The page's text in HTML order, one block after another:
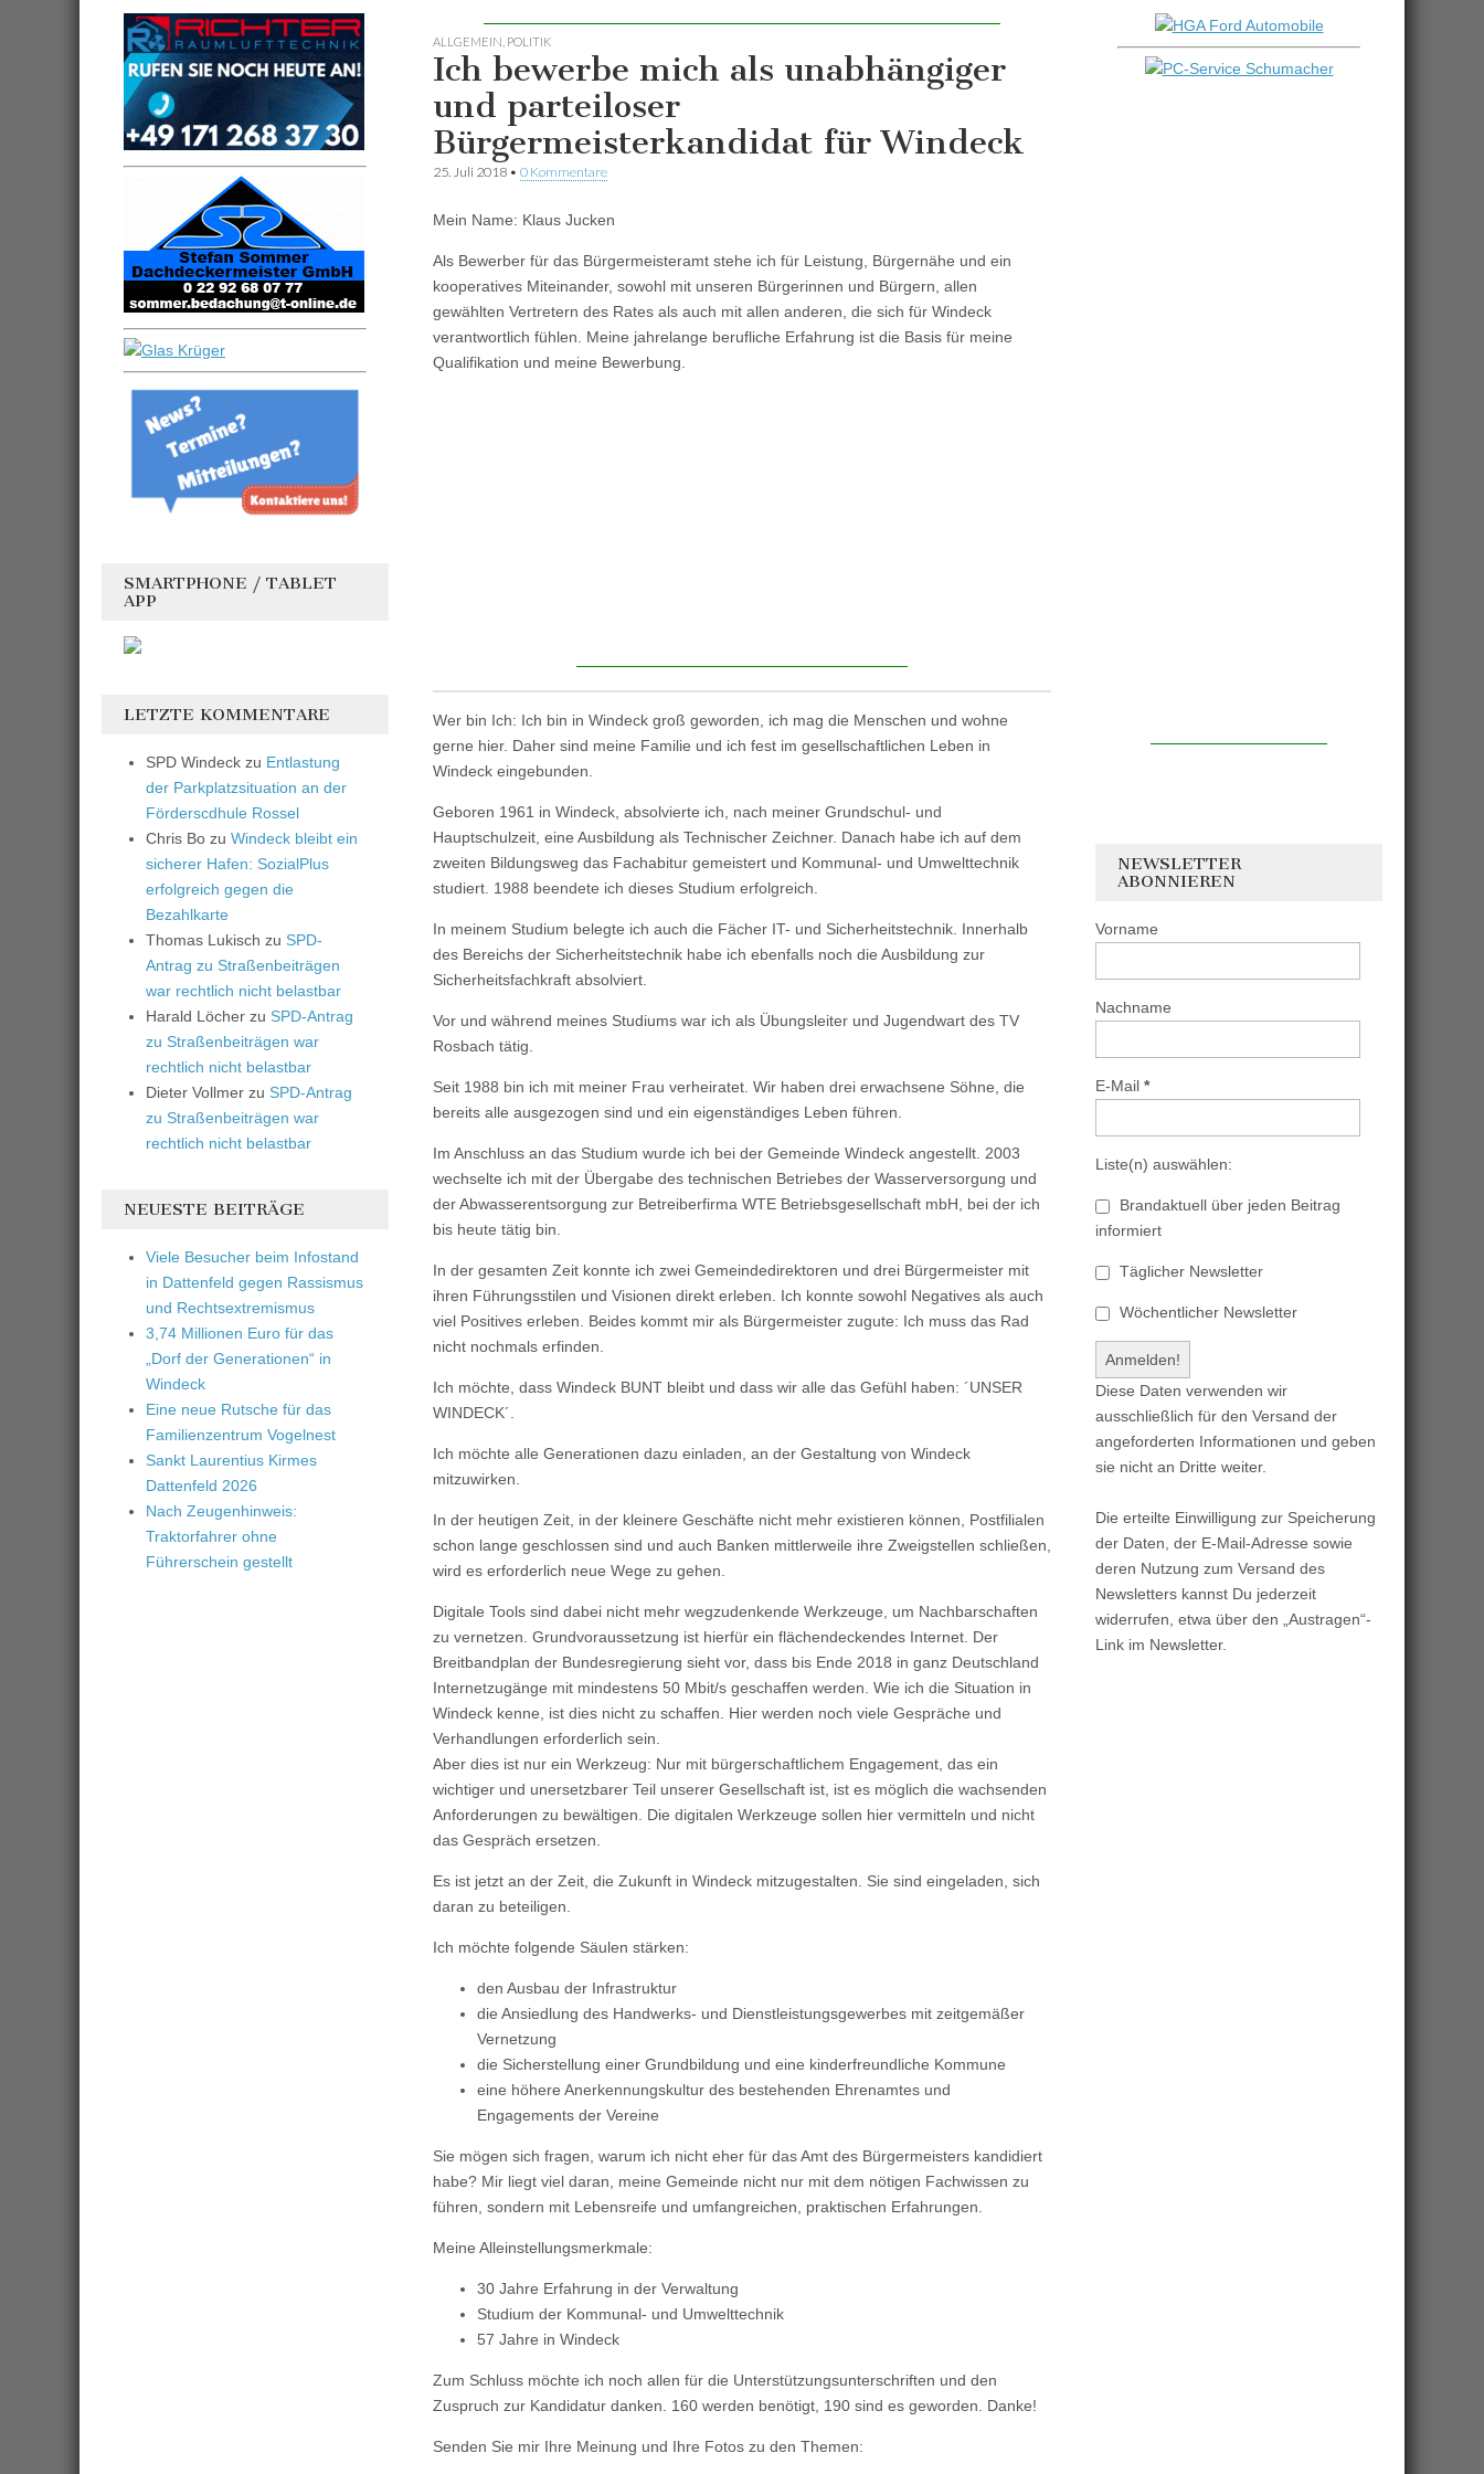
ALLGEMEIN POLITIK
Ich bewerbe mich als unabhängiger
und parteiloser
Bürgermeisterkandidat für Windeck
25. Juli 2018 • 0 Kommentare
Mein Name: Klaus Jucken
Als Bewerber für das Bürgermeisteramt stehe ich für Leistung, Bürgernähe und ein
kooperatives Miteinander, sowohl mit unseren Bürgerinnen und Bürgern, allen
gewählten Vertretern des Rates als auch mit allen anderen, die sich für Windeck
verantwortlich fühlen. Meine jahrelange berufliche Erfahrung ist die Basis für meine
Qualifikation und meine Bewerbung.
Wer bin Ich: Ich bin in Windeck groß geworden, ich mag die Menschen und wohne
gerne hier. Daher sind meine Familie und ich fest im gesellschaftlichen Leben in
Windeck eingebunden.
Geboren 1961 in Windeck, absolvierte ich, nach meiner Grundschul- und
Hauptschulzeit, eine Ausbildung als Technischer Zeichner. Danach habe ich auf dem
zweiten Bildungsweg das Fachabitur gemeistert und Kommunal- und Umwelttechnik
studiert. 1988 beendete ich dieses Studium erfolgreich.
In meinem Studium belegte ich auch die Fächer IT- und Sicherheitstechnik. Innerhalb
des Bereichs der Sicherheitstechnik habe ich ebenfalls noch die Ausbildung zur
Sicherheitsfachkraft absolviert.
Vor und während meines Studiums war ich als Übungsleiter und Jugendwart des TV
Rosbach tätig.
Seit 1988 bin ich mit meiner Frau verheiratet. Wir haben drei erwachsene Söhne, die
bereits alle ausgezogen sind und ein eigenständiges Leben führen.
Im Anschluss an das Studium wurde ich bei der Gemeinde Windeck angestellt. 2003
wechselte ich mit der Übergabe des technischen Betriebes der Wasserversorgung und
der Abwasserentsorgung zur Betreiberfirma WTE Betriebsgesellschaft mbH, bei der ich
bis heute tätig bin.
In der gesamten Zeit konnte ich zwei Gemeindedirektoren und drei Bürgermeister mit
ihren Führungsstilen und Visionen direkt erleben. Ich konnte sowohl Negatives als auch
viel Positives erleben. Beides kommt mir als Bürgermeister zugute: Ich muss das Rad
nicht nochmals erfinden.
Ich möchte, dass Windeck BUNT bleibt und dass wir alle das Gefühl haben: ´UNSER
WINDECK´.
Ich möchte alle Generationen dazu einladen, an der Gestaltung von Windeck
mitzuwirken.
In der heutigen Zeit, in der kleinere Geschäfte nicht mehr existieren können, Postfilialen
schon lange geschlossen sind und auch Banken mittlerweile ihre Zweigstellen schließen,
wird es erforderlich neue Wege zu gehen.
Digitale Tools sind dabei nicht mehr wegzudenkende Werkzeuge, um Nachbarschaften
zu vernetzen. Grundvoraussetzung ist hierfür ein flächendeckendes Internet. Der
Breitbandplan der Bundesregierung sieht vor, dass bis Ende 2018 in ganz Deutschland
Internetzugänge mit mindestens 50 Mbit/s geschaffen werden. Wie ich die Situation in
Windeck kenne, ist dies nicht zu schaffen. Hier werden noch viele Gespräche und
Verhandlungen erforderlich sein.
Aber dies ist nur ein Werkzeug: Nur mit bürgerschaftlichem Engagement, das ein
wichtiger und unersetzbarer Teil unserer Gesellschaft ist, ist es möglich die wachsenden
Anforderungen zu bewältigen. Die digitalen Werkzeuge sollen hier vermitteln und nicht
das Gespräch ersetzen.
Es ist jetzt an der Zeit, die Zukunft in Windeck mitzugestalten. Sie sind eingeladen, sich
daran zu beteiligen.
Ich möchte folgende Säulen stärken:
den Ausbau der Infrastruktur
die Ansiedlung des Handwerks- und Dienstleistungsgewerbes mit zeitgemäßer
Vernetzung
die Sicherstellung einer Grundbildung und eine kinderfreundliche Kommune
eine höhere Anerkennungskultur des bestehenden Ehrenamtes und
Engagements der Vereine
Sie mögen sich fragen, warum ich nicht eher für das Amt des Bürgermeisters kandidiert
habe? Mir liegt viel daran, meine Gemeinde nicht nur mit dem nötigen Fachwissen zu
führen, sondern mit Lebensreife und umfangreichen, praktischen Erfahrungen.
Meine Alleinstellungsmerkmale:
30 Jahre Erfahrung in der Verwaltung
Studium der Kommunal- und Umwelttechnik
57 Jahre in Windeck
Zum Schluss möchte ich noch allen für die Unterstützungsunterschriften und den
Zuspruch zur Kandidatur danken. 160 werden benötigt, 190 sind es geworden. Danke!
Senden Sie mir Ihre Meinung und Ihre Fotos zu den Themen:
SMARTPHONE / TABLET
APP
LETZTE KOMMENTARE
SPD Windeck zu Entlastung
der Parkplatzsituation an der
Förderscdhule Rossel
Chris Bo zu Windeck bleibt ein
sicherer Hafen: SozialPlus
erfolgreich gegen die
Bezahlkarte
Thomas Lukisch zu SPD-
Antrag zu Straßenbeiträgen
war rechtlich nicht belastbar
Harald Löcher zu SPD-Antrag
zu Straßenbeiträgen war
rechtlich nicht belastbar
Dieter Vollmer zu SPD-Antrag
zu Straßenbeiträgen war
rechtlich nicht belastbar
NEUESTE BEITRÄGE
Viele Besucher beim Infostand
in Dattenfeld gegen Rassismus
und Rechtsextremismus
3,74 Millionen Euro für das
„Dorf der Generationen“ in
Windeck
Eine neue Rutsche für das
Familienzentrum Vogelnest
Sankt Laurentius Kirmes
Dattenfeld 2026
Nach Zeugenhinweis:
Traktorfahrer ohne
Führerschein gestellt
NEWSLETTER
ABONNIEREN
Vorname
Nachname
E-Mail *
Liste(n) auswählen:
Brandaktuell über jeden Beitrag
informiert
Täglicher Newsletter
Wöchentlicher Newsletter
Diese Daten verwenden wir
ausschließlich für den Versand der
angeforderten Informationen und geben
sie nicht an Dritte weiter.
Die erteilte Einwilligung zur Speicherung
der Daten, der E-Mail-Adresse sowie
deren Nutzung zum Versand des
Newsletters kannst Du jederzeit
widerrufen, etwa über den „Austragen“-
Link im Newsletter.